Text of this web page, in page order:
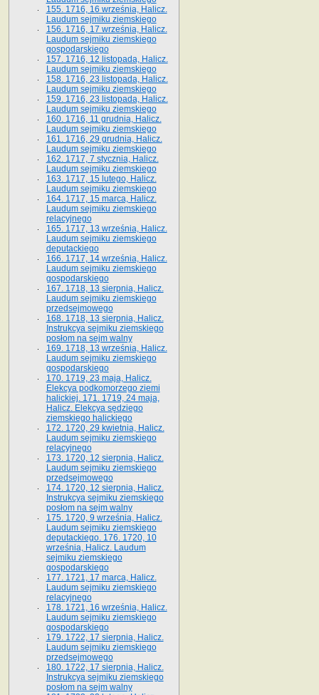
155. 1716, 16 września, Halicz.
Laudum sejmiku ziemskiego
156. 1716, 17 września, Halicz.
Laudum sejmiku ziemskiego
gospodarskiego
157. 1716, 12 listopada, Halicz.
Laudum sejmiku ziemskiego
158. 1716, 23 listopada, Halicz.
Laudum sejmiku ziemskiego
159. 1716, 23 listopada, Halicz.
Laudum sejmiku ziemskiego
160. 1716, 11 grudnia, Halicz.
Laudum sejmiku ziemskiego
161. 1716, 29 grudnia, Halicz.
Laudum sejmiku ziemskiego
162. 1717, 7 stycznia, Halicz.
Laudum sejmiku ziemskiego
163. 1717, 15 lutego, Halicz.
Laudum sejmiku ziemskiego
164. 1717, 15 marca, Halicz.
Laudum sejmiku ziemskiego
relacyjnego
165. 1717, 13 września, Halicz.
Laudum sejmiku ziemskiego
deputackiego
166. 1717, 14 września, Halicz.
Laudum sejmiku ziemskiego
gospodarskiego
167. 1718, 13 sierpnia, Halicz.
Laudum sejmiku ziemskiego
przedsejmowego
168. 1718, 13 sierpnia, Halicz.
Instrukcya sejmiku ziemskiego
posłom na sejm walny
169. 1718, 13 września, Halicz.
Laudum sejmiku ziemskiego
gospodarskiego
170. 1719, 23 maja, Halicz.
Elekcya podkomorzego ziemi
halickiej. 171. 1719, 24 maja,
Halicz. Elekcya sędziego
ziemskiego halickiego
172. 1720, 29 kwietnia, Halicz.
Laudum sejmiku ziemskiego
relacyjnego
173. 1720, 12 sierpnia, Halicz.
Laudum sejmiku ziemskiego
przedsejmowego
174. 1720, 12 sierpnia, Halicz.
Instrukcya sejmiku ziemskiego
posłom na sejm walny
175. 1720, 9 września, Halicz.
Laudum sejmiku ziemskiego
deputackiego. 176. 1720, 10
września, Halicz. Laudum
sejmiku ziemskiego
gospodarskiego
177. 1721, 17 marca, Halicz.
Laudum sejmiku ziemskiego
relacyjnego
178. 1721, 16 września, Halicz.
Laudum sejmiku ziemskiego
gospodarskiego
179. 1722, 17 sierpnia, Halicz.
Laudum sejmiku ziemskiego
przedsejmowego
180. 1722, 17 sierpnia, Halicz.
Instrukcya sejmiku ziemskiego
posłom na sejm walny